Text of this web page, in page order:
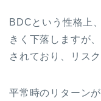
BDCという性格上
きく下落しますが
されており、リスク
平常時のリターン